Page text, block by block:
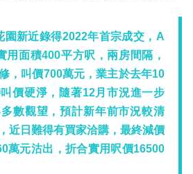
園新近錄得2022年首宗成交，A
用面積400平方呎，兩房間隔，
，叫價700萬元，業主於去年10
價硬淨，隨著12月市況進一步
數觀望，預計新年前市況較清
近日難得有買家洽購，最終減價
萬元沽出，折合實用呎價16500